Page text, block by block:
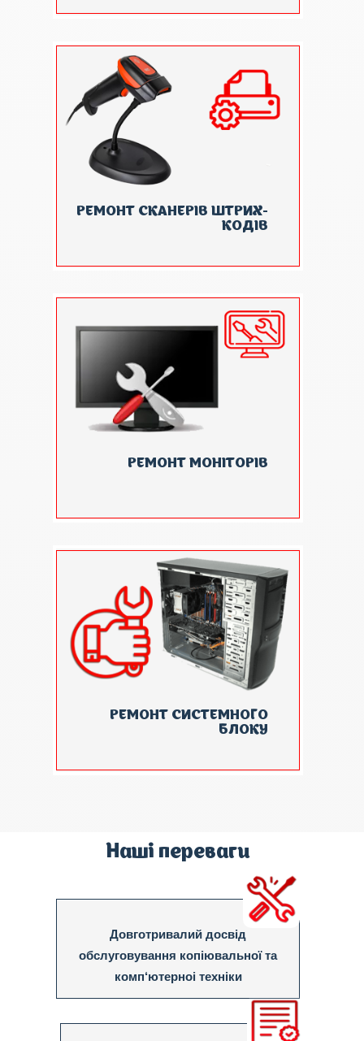
РЕМОНТ СКАНЕРІВ ШТРИХ-
КОДІВ
РЕМОНТ МОНІТОРІВ
РЕМОНТ СИСТЕМНОГО
БЛОКУ
Наші переваги
Довготривалий досвід
обслуговування копіювальної та
комп‘ютерноі техніки